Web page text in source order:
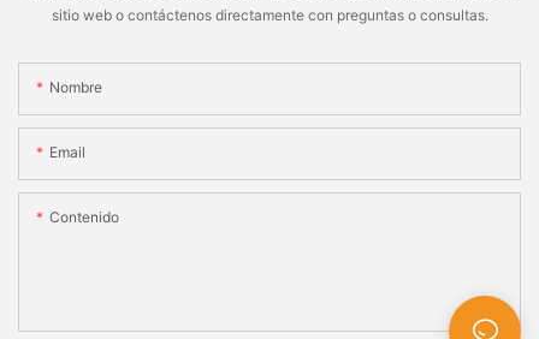
sitio web o contáctenos directamente con preguntas o consultas.
Nombre
Email
Contenido